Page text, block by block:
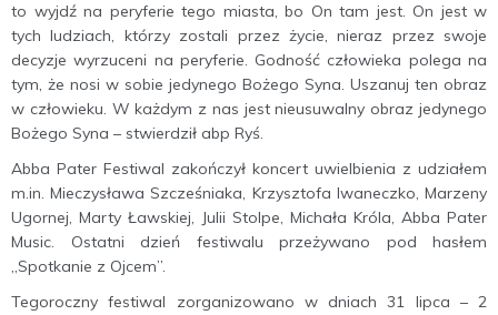
to wyjdź na peryferie tego miasta, bo On tam jest. On jest w
tych ludziach, którzy zostali przez życie, nieraz przez swoje
decyzje wyrzuceni na peryferie. Godność człowieka polega na
tym, że nosi w sobie jedynego Bożego Syna. Uszanuj ten obraz
w człowieku. W każdym z nas jest nieusuwalny obraz jedynego
Bożego Syna – stwierdził abp Ryś.
Abba Pater Festiwal zakończył koncert uwielbienia z udziałem
m.in. Mieczysława Szcześniaka, Krzysztofa Iwaneczko, Marzeny
Ugornej, Marty Ławskiej, Julii Stolpe, Michała Króla, Abba Pater
Music. Ostatni dzień festiwalu przeżywano pod hasłem
„Spotkanie z Ojcem”.
Tegoroczny festiwal zorganizowano w dniach 31 lipca – 2